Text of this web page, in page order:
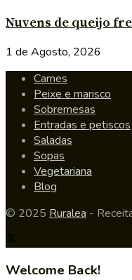
Nuvens de queijo
1 de Agosto, 2026
Carnes
Peixe e marisco
Sobremesas
Entradas e petiscos
Saladas
Sopas
Vegetariana
Blog
© 2025 Ruralea -
Welcome Back!